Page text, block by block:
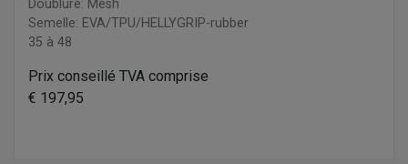
Doublure: Mesh
Semelle: EVA/TPU/HELLYGRIP-rubber
35 à 48
Prix conseillé TVA comprise
€ 197,95